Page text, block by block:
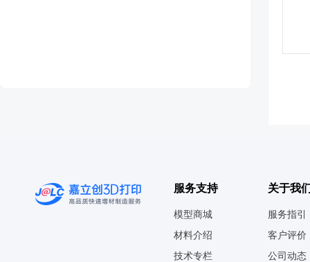
服务支持
模型商城
材料介绍
技术专栏
关于我
服务指引
客户评价
公司动态